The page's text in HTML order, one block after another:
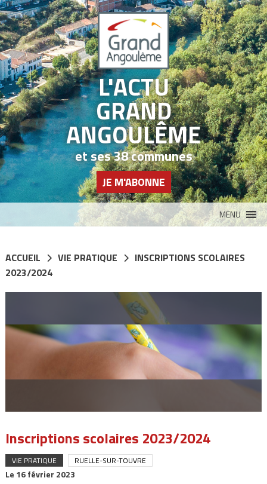
L'ACTU
GRAND
ANGOULÊME
et ses 38 communes
JE M'ABONNE
MENU
ACCUEIL VIE PRATIQUE
INSCRIPTIONS SCOLAIRES
2023/2024
Inscriptions scolaires 2023/2024
VIE PRATIQUE RUELLE-SUR-TOUVRE
Le 16 février 2023
Panneau de gestion des cookies